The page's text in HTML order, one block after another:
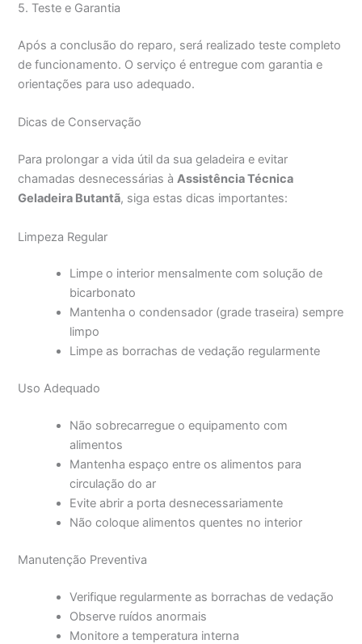
5. Teste e Garantia
Após a conclusão do reparo, será realizado teste completo
de funcionamento. O serviço é entregue com garantia e
orientações para uso adequado.
Dicas de Conservação
Para prolongar a vida útil da sua geladeira e evitar
chamadas desnecessárias àAssistência Técnica
Geladeira Butantã, siga estas dicas importantes:
Limpeza Regular
Limpe o interior mensalmente com solução de
bicarbonato
Mantenha o condensador (grade traseira) sempre
limpo
Limpe as borrachas de vedação regularmente
Uso Adequado
Não sobrecarregue o equipamento com
alimentos
Mantenha espaço entre os alimentos para
circulação do ar
Evite abrir a porta desnecessariamente
Não coloque alimentos quentes no interior
Manutenção Preventiva
Verifique regularmente as borrachas de vedação
Observe ruídos anormais
Monitore a temperatura interna